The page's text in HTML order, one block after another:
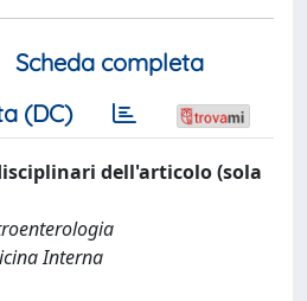
Scheda completa
(DC)
dell'articolo (sola
Interna